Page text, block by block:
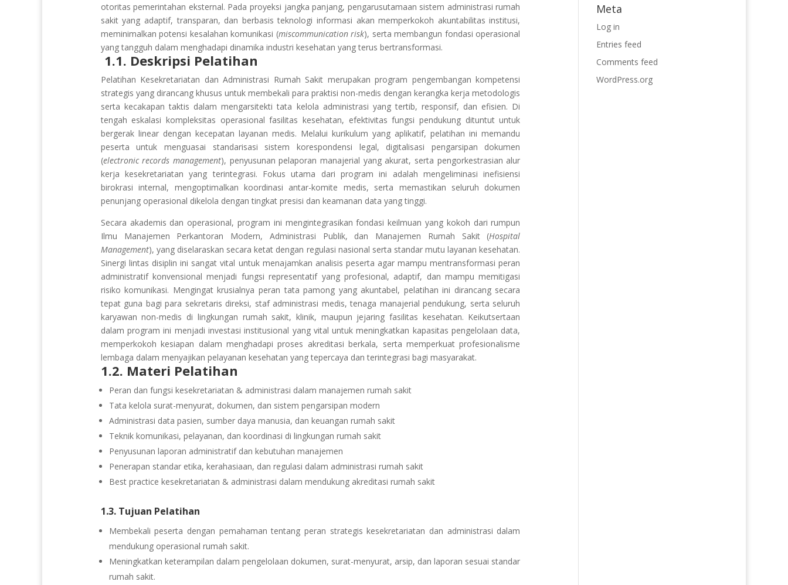
otoritas pemerintahan eksternal. Pada proyeksi jangka panjang, pengarusutamaan sistem administrasi rumah
sakit yang adaptif, transparan, dan berbasis teknologi informasi akan memperkokoh akuntabilitas institusi,
meminimalkan potensi kesalahan komunikasi (miscommunication risk), serta membangun fondasi operasional
yang tangguh dalam menghadapi dinamika industri kesehatan yang terus bertransformasi.
1.1. Deskripsi Pelatihan
Pelatihan Kesekretariatan dan Administrasi Rumah Sakit merupakan program pengembangan kompetensi
strategis yang dirancang khusus untuk membekali para praktisi non-medis dengan kerangka kerja metodologis
serta kecakapan taktis dalam mengarsitekti tata kelola administrasi yang tertib, responsif, dan efisien. Di
tengah eskalasi kompleksitas operasional fasilitas kesehatan, efektivitas fungsi pendukung dituntut untuk
bergerak linear dengan kecepatan layanan medis. Melalui kurikulum yang aplikatif, pelatihan ini memandu
peserta untuk menguasai standarisasi sistem korespondensi legal, digitalisasi pengarsipan dokumen
(electronic records management), penyusunan pelaporan manajerial yang akurat, serta pengorkestrasian alur
kerja kesekretariatan yang terintegrasi. Fokus utama dari program ini adalah mengeliminasi inefisiensi
birokrasi internal, mengoptimalkan koordinasi antar-komite medis, serta memastikan seluruh dokumen
penunjang operasional dikelola dengan tingkat presisi dan keamanan data yang tinggi.
Secara akademis dan operasional, program ini mengintegrasikan fondasi keilmuan yang kokoh dari rumpun
Ilmu Manajemen Perkantoran Modern, Administrasi Publik, dan Manajemen Rumah Sakit (Hospital
Management), yang diselaraskan secara ketat dengan regulasi nasional serta standar mutu layanan kesehatan.
Sinergi lintas disiplin ini sangat vital untuk menajamkan analisis peserta agar mampu mentransformasi peran
administratif konvensional menjadi fungsi representatif yang profesional, adaptif, dan mampu memitigasi
risiko komunikasi. Mengingat krusialnya peran tata pamong yang akuntabel, pelatihan ini dirancang secara
tepat guna bagi para sekretaris direksi, staf administrasi medis, tenaga manajerial pendukung, serta seluruh
karyawan non-medis di lingkungan rumah sakit, klinik, maupun jejaring fasilitas kesehatan. Keikutsertaan
dalam program ini menjadi investasi institusional yang vital untuk meningkatkan kapasitas pengelolaan data,
memperkokoh kesiapan dalam menghadapi proses akreditasi berkala, serta memperkuat profesionalisme
lembaga dalam menyajikan pelayanan kesehatan yang tepercaya dan terintegrasi bagi masyarakat.
1.2. Materi Pelatihan
Peran dan fungsi kesekretariatan & administrasi dalam manajemen rumah sakit
Tata kelola surat-menyurat, dokumen, dan sistem pengarsipan modern
Administrasi data pasien, sumber daya manusia, dan keuangan rumah sakit
Teknik komunikasi, pelayanan, dan koordinasi di lingkungan rumah sakit
Penyusunan laporan administratif dan kebutuhan manajemen
Penerapan standar etika, kerahasiaan, dan regulasi dalam administrasi rumah sakit
Best practice kesekretariatan & administrasi dalam mendukung akreditasi rumah sakit
1.3. Tujuan Pelatihan
Membekali peserta dengan pemahaman tentang peran strategis kesekretariatan dan administrasi dalam
mendukung operasional rumah sakit.
Meningkatkan keterampilan dalam pengelolaan dokumen, surat-menyurat, arsip, dan laporan sesuai standar
rumah sakit.
Meta
Log in
Entries feed
Comments feed
WordPress.org